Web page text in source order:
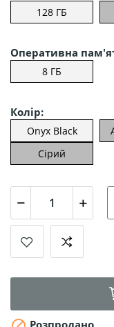
128 ГБ
Оперативна
8 ГБ
Колір:
Onyx Black
Сірий
Розпродано